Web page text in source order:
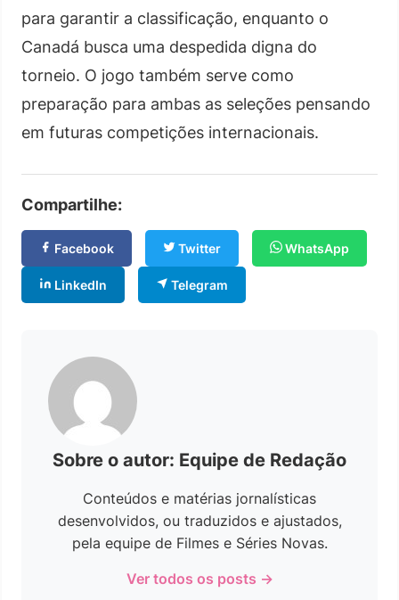
para garantir a classificação, enquanto o
Canadá busca uma despedida digna do
torneio. O jogo também serve como
preparação para ambas as seleções pensando
em futuras competições internacionais.
Compartilhe:
Facebook Twitter WhatsApp
LinkedIn Telegram
Sobre o autor: Equipe de Redação
Conteúdos e matérias jornalísticas
desenvolvidos, ou traduzidos e ajustados,
pela equipe de Filmes e Séries Novas.
Ver todos os posts →